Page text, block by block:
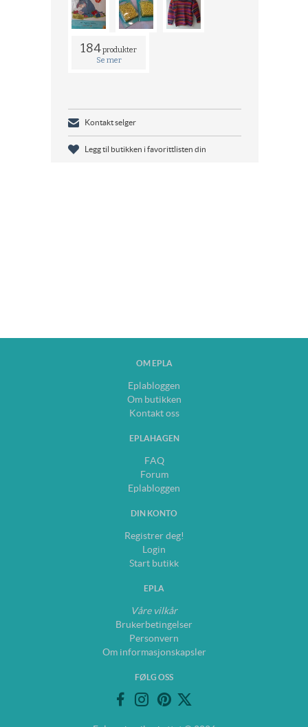
184produkter
Se mer
Kontakt selger
Legg til butikken i favorittlisten din
OM EPLA
Eplabloggen
Om butikken
Kontakt oss
EPLAHAGEN
FAQ
Forum
Eplabloggen
DIN KONTO
Registrer deg!
Login
Start butikk
EPLA
Våre vilkår
Brukerbetingelser
Personvern
Om informasjonskapsler
FØLG OSS